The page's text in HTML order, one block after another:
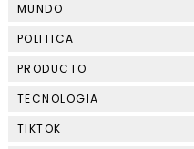
MUNDO
POLITICA
PRODUCTO
TECNOLOGIA
TIKTOK